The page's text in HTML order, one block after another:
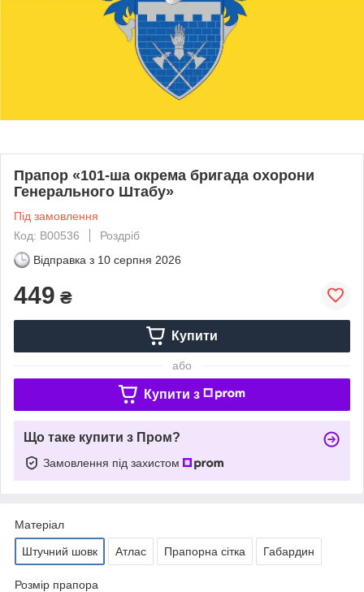
Прапор «101-ша окрема бригада охорони
Генерального Штабу»
Під замовлення
Код: В00536
Роздріб
Відправка з 10 серпня 2026
449 ₴
Купити
або
Купити з
Що таке купити з Пром?
Замовлення під захистом
Матеріал
Штучний шовк Атлас Прапорна сітка Габардин
Розмір прапора